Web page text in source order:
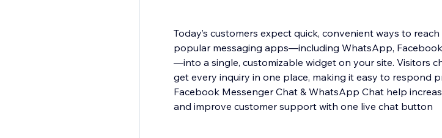
Today’s customers expect quick, convenient ways to
popular messaging apps—including WhatsApp, Facebook
—into a single, customizable widget on your site. Visitors
get every inquiry in one place, making it easy to respond
Facebook Messenger Chat & WhatsApp Chat help
and improve customer support with one live chat button